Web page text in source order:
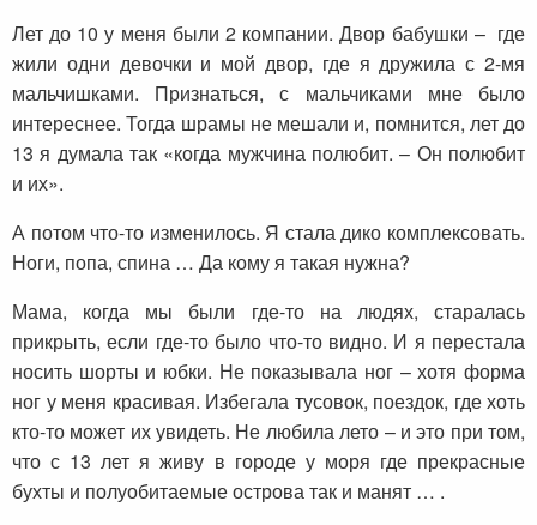
Лет до 10 у меня были 2 компании. Двор бабушки – где
жили одни девочки и мой двор, где я дружила с 2-мя
мальчишками. Признаться, с мальчиками мне было
интереснее. Тогда шрамы не мешали и, помнится, лет до
13 я думала так «когда мужчина полюбит. – Он полюбит
и их».
А потом что-то изменилось. Я стала дико комплексовать.
Ноги, попа, спина … Да кому я такая нужна?
Мама, когда мы были где-то на людях, старалась
прикрыть, если где-то было что-то видно. И я перестала
носить шорты и юбки. Не показывала ног – хотя форма
ног у меня красивая. Избегала тусовок, поездок, где хоть
кто-то может их увидеть. Не любила лето – и это при том,
что с 13 лет я живу в городе у моря где прекрасные
бухты и полуобитаемые острова так и манят … .